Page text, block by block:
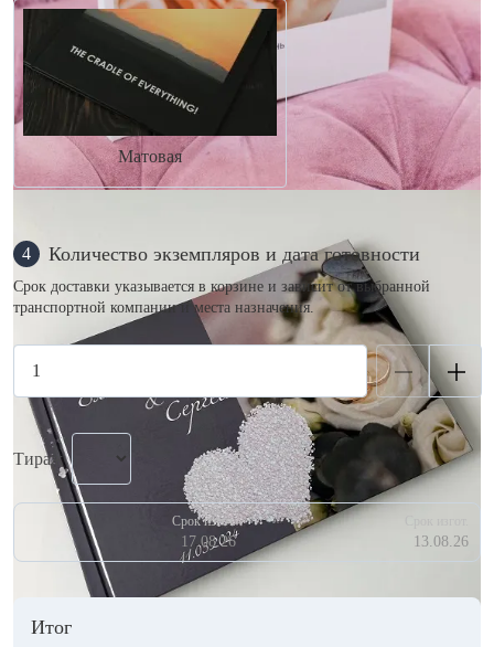
Матовая
4 Количество экземпляров и дата готовности
Срок доставки указывается в корзине и зависит от выбранной
транспортной компании и места назначения.
Тираж
Срок изгот.
17.08.26 13.08.26
Итог